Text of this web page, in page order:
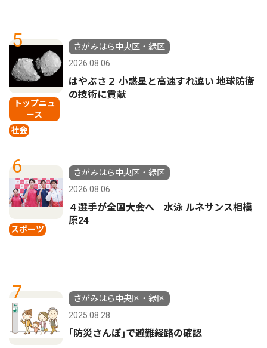
5
トップニュ
ース
社会
さがみはら中央区・緑区
2026.08.06
はやぶさ２ 小惑星と高速すれ違い 地球防衛
の技術に貢献
6
スポーツ
さがみはら中央区・緑区
2026.08.06
４選手が全国大会へ 水泳 ルネサンス相模
原24
7
さがみはら中央区・緑区
2025.08.28
｢防災さんぽ｣で避難経路の確認